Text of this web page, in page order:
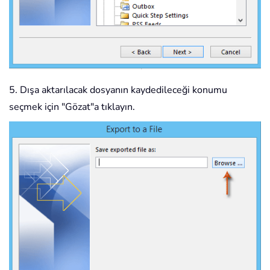
5. Dışa aktarılacak dosyanın kaydedileceği konumu
seçmek için "Gözat"a tıklayın.